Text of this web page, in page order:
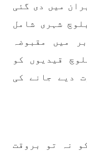
SHARE
کابینہ، بلا
ڈپٹی آرگنائزر
ایران میں دی گئی
شہری شامل
میں مقبوضہ
قیدیوں کو
دیے جانے کی
نہ تو بروقت